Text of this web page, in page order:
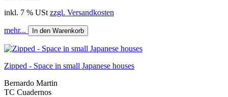
inkl. 7 % USt zzgl. Versandkosten
mehr... In den Warenkorb
Zipped - Space in small Japanese houses
Bernardo Martin
TC Cuadernos